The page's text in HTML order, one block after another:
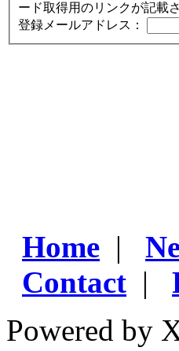
ード取得用のリンクが記載
登録メールアドレス：
Home |
Contact |
Powered by